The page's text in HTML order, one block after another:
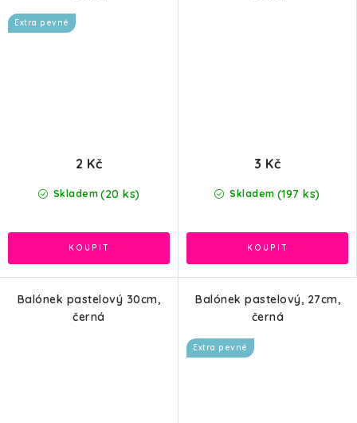
Extra pevné
Skladem (20 ks)
2 Kč
Skladem (197 ks)
3 Kč
Balónek pastelový 30cm,
černá
Balónek pastelový, 27cm,
černá
Extra pevné